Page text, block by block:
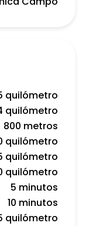
quilómetro
quilómetro
800 metros
quilómetro
quilómetro
quilómetro
5 minutos
10 minutos
quilómetro